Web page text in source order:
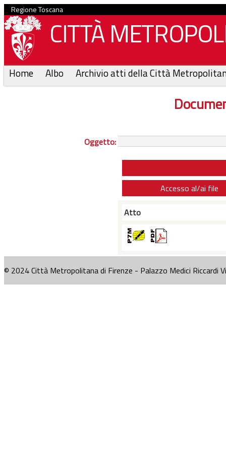
Regione Toscana
CITTÀ
Home Albo Archivio atti della Città
Oggetto:
Accesso al/ai file
Atto
© 2024 Città Metropolitana di Firenze - Palazzo Medici Riccardi